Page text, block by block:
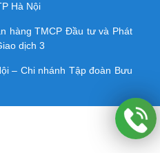
Hà Nội
hàng TMCP Ðầu tư và Phát
dịch 3
– Chi nhánh Tập đoàn Bưu